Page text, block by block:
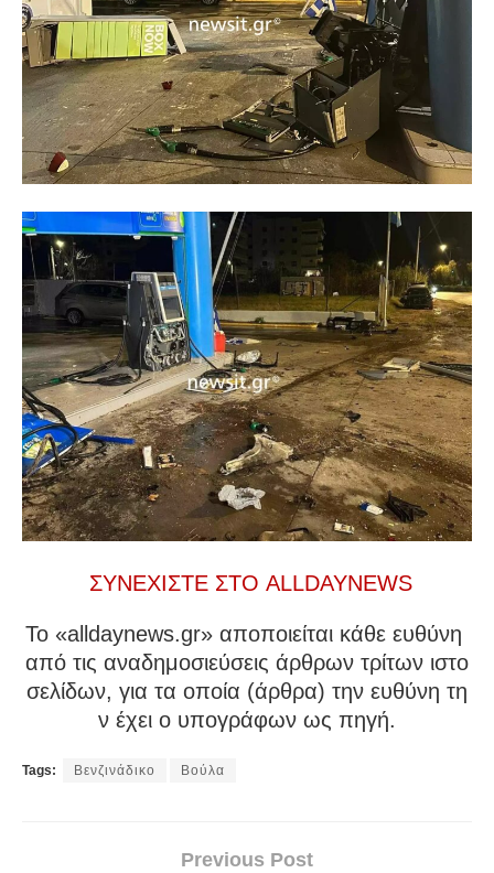
ΣΥΝΕΧΙΣΤΕ ΣΤΟ ALLDAYNEWS
To «alldaynews.gr» αποποιείται κάθε ευθύνη
από τις αναδημοσιεύσεις άρθρων τρίτων ιστο
σελίδων, για τα οποία (άρθρα) την ευθύνη τη
ν έχει ο υπογράφων ως πηγή.
Tags: Βενζινάδικο Βούλα
Previous Post